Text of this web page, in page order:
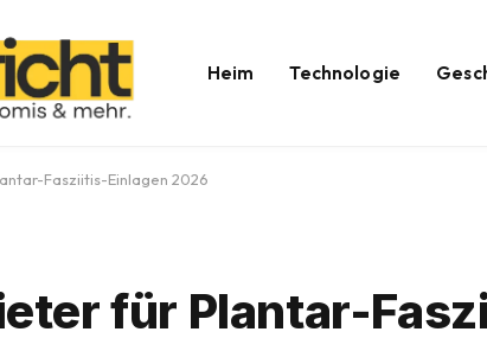
Heim Technologie
Fasziitis-Einlagen 2026
für Plantar-